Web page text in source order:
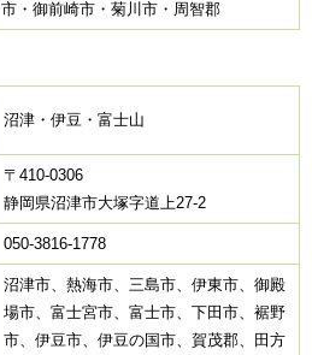
市・御前崎市・菊川市・周智郡
沼津・伊豆・富士山
〒410-0306
静岡県沼津市大塚字道上27-2
050-3816-1778
沼津市、熱海市、三島市、伊東市、御殿
場市、富士宮市、富士市、下田市、裾野
市、伊豆市、伊豆の国市、賀茂郡、田方